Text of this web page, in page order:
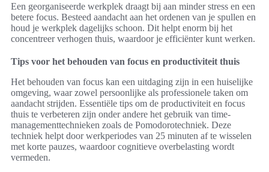
Een georganiseerde werkplek draagt bij aan minder stress en een
betere focus. Besteed aandacht aan het ordenen van je spullen en
houd je werkplek dagelijks schoon. Dit helpt enorm bij het
concentreer verhogen thuis, waardoor je efficiënter kunt werken.
Tips voor het behouden van focus en productiviteit thuis
Het behouden van focus kan een uitdaging zijn in een huiselijke
omgeving, waar zowel persoonlijke als professionele taken om
aandacht strijden. Essentiële tips om de productiviteit en focus
thuis te verbeteren zijn onder andere het gebruik van time-
managementtechnieken zoals de Pomodorotechniek. Deze
techniek helpt door werkperiodes van 25 minuten af te wisselen
met korte pauzes, waardoor cognitieve overbelasting wordt
vermeden.